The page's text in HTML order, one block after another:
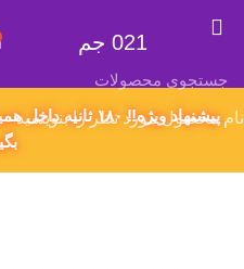
021 جم
پیشنهاد ویژه‼️
نام محصول مورد نظر را بنویسید